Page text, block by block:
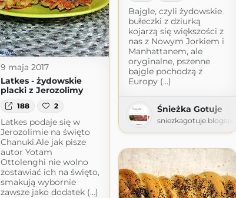
Bajgle, czyli żydowskie
bułeczki z dziurką
kojarzą się większości z
nas z Nowym Jorkiem i
Manhattanem, ale
oryginalne, pszenne
bajgle pochodzą z
Europy (...)
Śnieżka Gotuje
9 maja 2017
Latkes - żydowskie
placki z Jerozolimy
188 2
Latkes podaje się w
Jerozolimie na święto
Chanuki.Ale jak pisze
autor Yotam
Ottolenghi nie wolno
zostawiać ich na święto,
smakują wybornie
zawsze jako dodatek (...)